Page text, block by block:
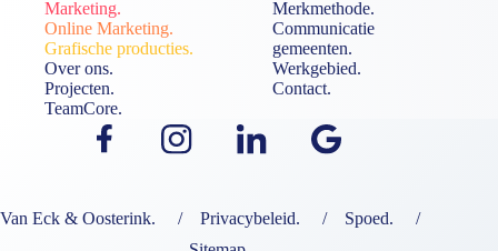
Marketing.
Online Marketing.
Grafische producties.
Over ons.
Projecten.
TeamCore.
Merkmethode.
Communicatie
gemeenten.
Werkgebied.
Contact.
Van Eck & Oosterink. Privacybeleid.
Spoed.